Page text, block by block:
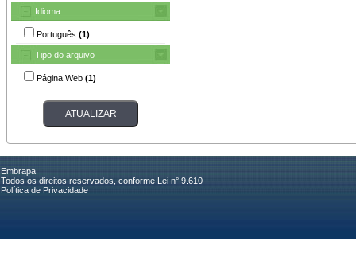
Idioma
Português (1)
Tipo do arquivo
Página Web (1)
Embrapa
Todos os direitos reservados, conforme Lei n° 9.610
Política de Privacidade